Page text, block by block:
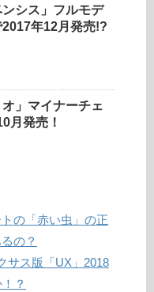
ンシス」フルモデ
年12月発売!?
」マイナーチェ
月発売！
の「赤い虫」の正
の？
サス版「UX」2018
？